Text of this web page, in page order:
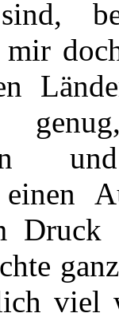
sind,
mir
viel